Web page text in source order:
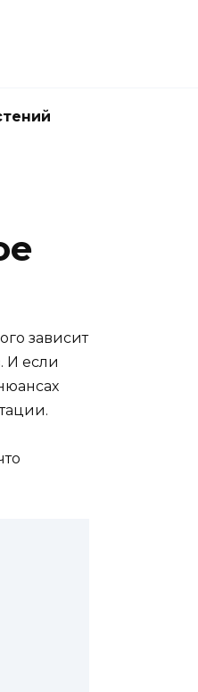
зависит
И если